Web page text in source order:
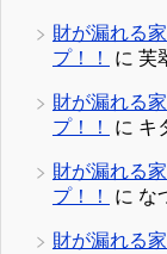
財が漏れる
プ！！
に 芙
財が漏れる
プ！！
に キ
財が漏れる
プ！！
に な
財が漏れる